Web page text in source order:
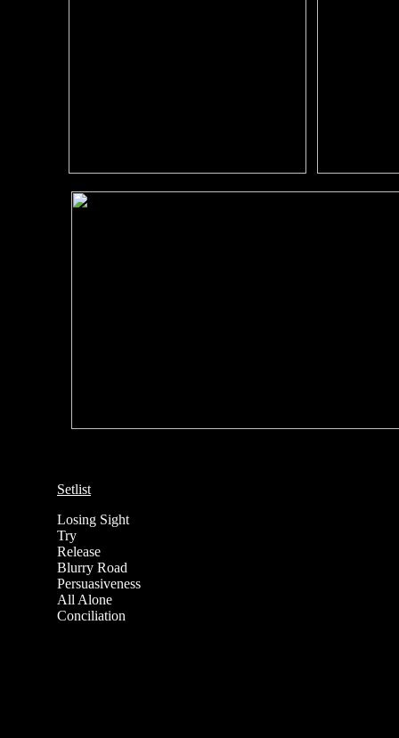
Setlist
Losing Sight
Try
Release
Blurry Road
Persuasiveness
All Alone
Conciliation